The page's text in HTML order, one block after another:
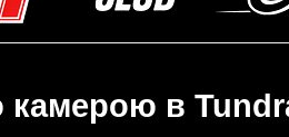
камерою в